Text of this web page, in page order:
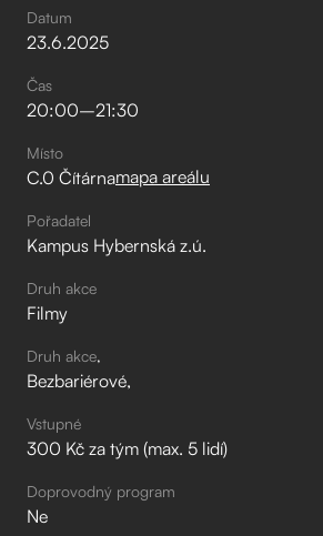
Datum
23.6.2025
Čas
20:00–⁠21:30
Místo
C.0 Čítárnamapa areálu
Pořadatel
Kampus Hybernská z.ú.
Druh akce
Filmy
Druh akce
Bezbariérové
Vstupné
300 Kč za tým (max. 5 lidí)
Doprovodný program
Ne